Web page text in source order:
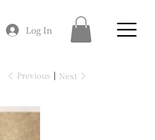
Log In
Previous Next